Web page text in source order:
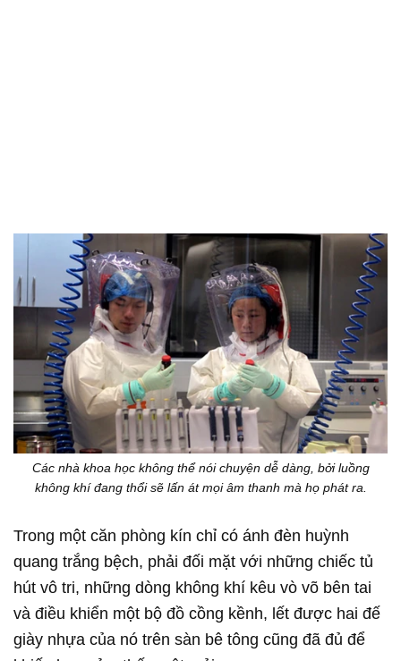
Các nhà khoa học không thể nói chuyện dễ dàng, bởi luồng
không khí đang thổi sẽ lấn át mọi âm thanh mà họ phát ra.
Trong một căn phòng kín chỉ có ánh đèn huỳnh
quang trắng bệch, phải đối mặt với những chiếc tủ
hút vô tri, những dòng không khí kêu vò võ bên tai
và điều khiển một bộ đồ cồng kềnh, lết được hai đế
giày nhựa của nó trên sàn bê tông cũng đã đủ để